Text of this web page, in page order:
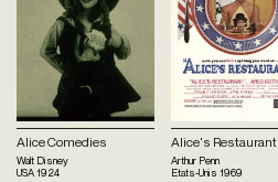
Alice Comedies
Walt Disney
USA1924
Alice's Restaurant
Arthur Penn
Etats-Unis 1969